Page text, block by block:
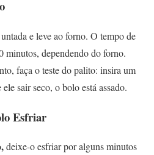
e leve ao forno. O tempo de
minutos, dependendo do forno.
faça o teste do palito: insira um
sair seco, o bolo está assado.
Esfriar
deixe-o esfriar por alguns minutos